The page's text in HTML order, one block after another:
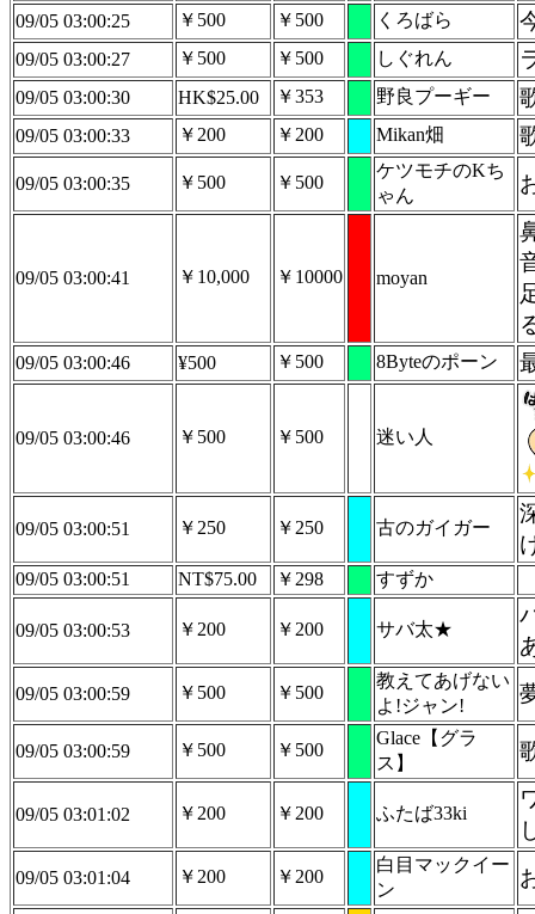
09/05 03:00:25 ￥500 ￥500 くろばら
09/05 03:00:27 ￥500 ￥500 しぐれん
09/05 03:00:30 HK$25.00 ￥353 野良プーギー
09/05 03:00:33 ￥200 ￥200 Mikan畑
09/05 03:00:35 ￥500 ￥500
ケツモチのKち
ゃん
09/05 03:00:41 ￥10,000 ￥10000 moyan
09/05 03:00:46 ¥500 ￥500 8Byteのポーン
09/05 03:00:46 ￥500 ￥500 迷い人
09/05 03:00:51 ￥250 ￥250 古のガイガー
09/05 03:00:51 NT$75.00 ￥298 すずか
09/05 03:00:53 ￥200 ￥200 サバ太★
09/05 03:00:59 ￥500 ￥500
教えてあげない
よ!ジャン!
09/05 03:00:59 ￥500 ￥500
Glace【グラ
ス】
09/05 03:01:02 ￥200 ￥200 ふたば33ki
09/05 03:01:04 ￥200 ￥200
白目マックイー
ン